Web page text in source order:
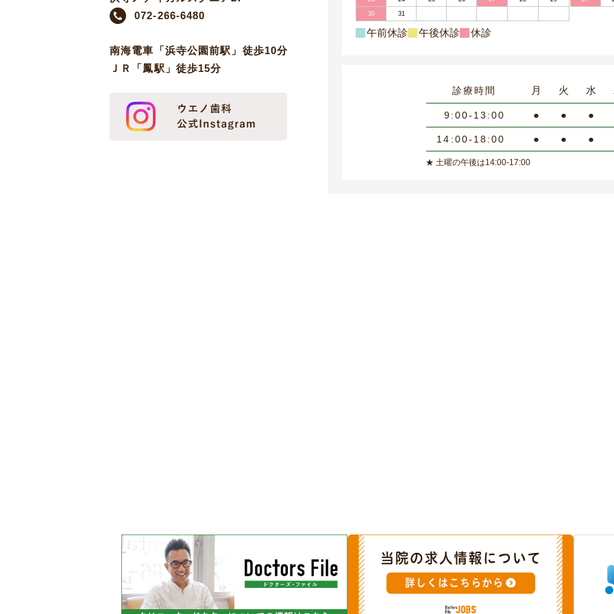
30 31
午前休診 午後休診 休診
診療時間 月 火 水
9:00-13:00 ● ● ●
14:00-18:00 ● ● ●
★ 土曜の午後は14:00-17:00
072-266-6480
南海電車「浜寺公園前駅」徒歩10分
ＪＲ「鳳駅」徒歩15分